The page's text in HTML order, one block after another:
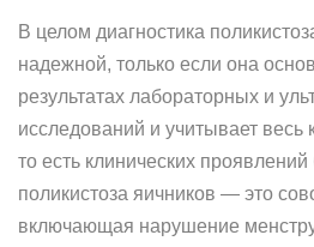
В целом диагностика
надежной, только если она
результатах лабораторных и
исследований и учитывает весь
то есть клинических
поликистоза яичников — это
включающая нарушение